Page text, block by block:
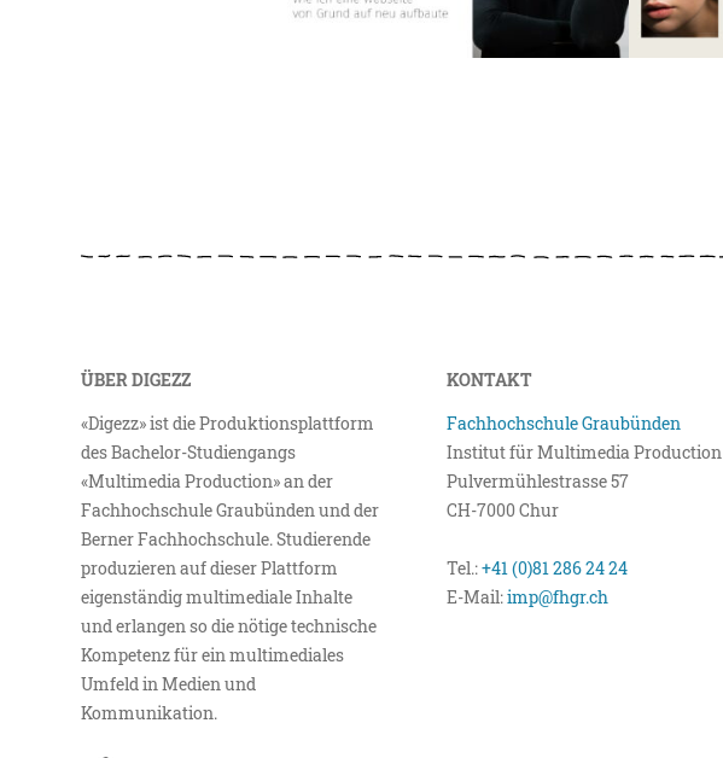
ÜBER DIGEZZ
«Digezz» ist die Produktionsplattform
des Bachelor-Studiengangs
«Multimedia Production» an der
Fachhochschule Graubünden und der
Berner Fachhochschule. Studierende
produzieren auf dieser Plattform
eigenständig multimediale Inhalte
und erlangen so die nötige technische
Kompetenz für ein multimediales
Umfeld in Medien und
Kommunikation.
KONTAKT
Fachhochschule Graubünden
Institut für Multimedia Production
Pulvermühlestrasse 57
CH-7000 Chur
Tel.:+41 (0)81 286 24 24
E-Mail:imp@fhgr.ch